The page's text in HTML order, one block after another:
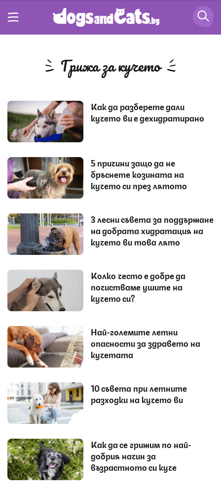
грижа за кучето
Как да разберете дали
кучето ви е дехидратирано
5 причини защо да не
бръснете козината на
кучето си през лятото
3 лесни съвета за поддържане
на добрата хидратация на
кучето ви това лято
Колко често е добре да
почистваме ушите на
кучето си?
Най-големите летни
опасности за здравето на
кучетата
10 съвета при летните
разходки на кучето ви
Как да се грижим по най-
добрия начин за
възрастното си куче